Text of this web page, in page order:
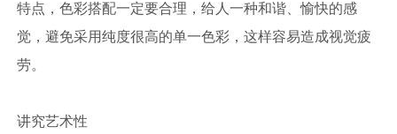
特点，色彩搭配一定要合理，给人一种和谐、愉快的感
觉，避免采用纯度很高的单一色彩，这样容易造成视觉疲
劳。
讲究艺术性